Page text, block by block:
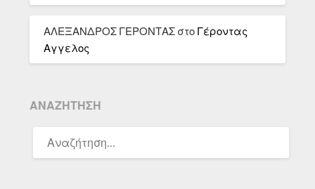
ΑΛΕΞΑΝΔΡΟΣ ΓΕΡΟΝΤΑΣ στο Γέροντας
Αγγελος
ΑΝΑΖΉΤΗΣΗ
ΓΙΑ: